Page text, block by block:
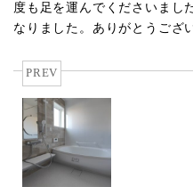
度も足を運んでくださいまし
なりました。ありがとうござ
PREV